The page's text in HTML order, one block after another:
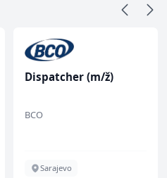
Dispatcher (m/ž)
BCO
Sarajevo